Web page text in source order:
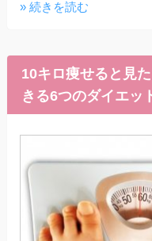
» 続きを読む
10キロ痩せると見
きる6つのダイエッ